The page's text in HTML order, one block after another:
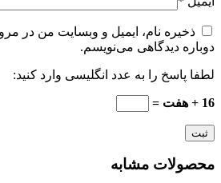
ذخیره نام، ایمیل و وبسایت من در
دوباره دیدگاهی می‌نویسم.
لطفا پاسخ را به عدد انگلیسی وارد کنید:
16 + هفت =
محصولات مشابه